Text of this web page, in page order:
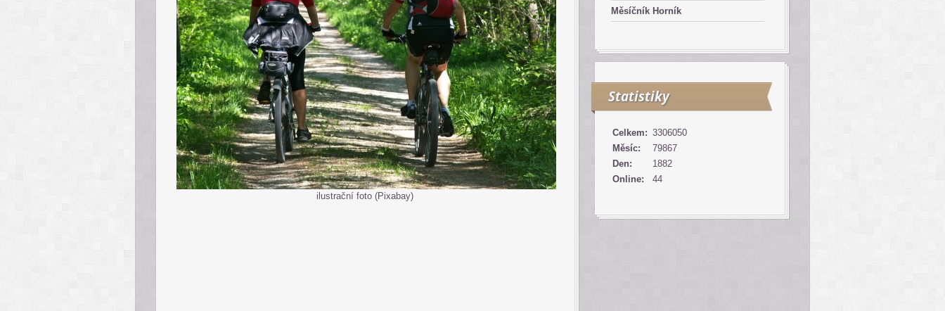
ilustrační foto (Pixabay)
Měsíčník Horník
Statistiky
Online: 44
Celkem: 3306050
Měsíc:
79867
Den:
1882